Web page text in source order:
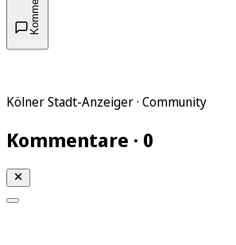
Kölner Stadt-Anzeiger · Community
Kommentare · 0